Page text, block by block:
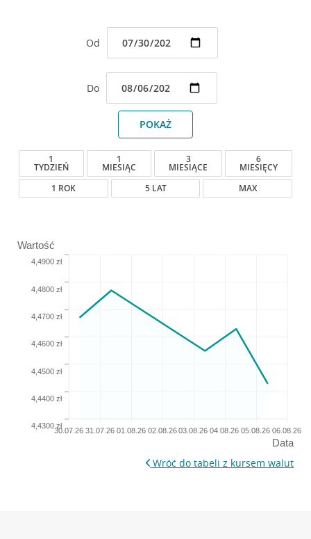
Od
Do
POKAŻ
1
TYDZIEŃ
1
MIESIĄC
3
MIESIĄCE
6
MIESIĘCY
1 ROK
5 LAT MAX
Data
30.07.26 31.07.26 01.08.26 02.08.26 03.08.26 04.08.26 05.08.26 06.08.26
Wartość
4,4300 zł
4,4400 zł
4,4500 zł
4,4600 zł
4,4700 zł
4,4800 zł
4,4900 zł
Wróć do tabeli z kursem walut